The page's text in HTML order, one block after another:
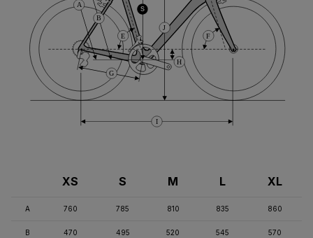
I
B
A
G
E
S
H
J
F
XS S M L XL
A 760 785 810 835 860
B 470 495 520 545 570